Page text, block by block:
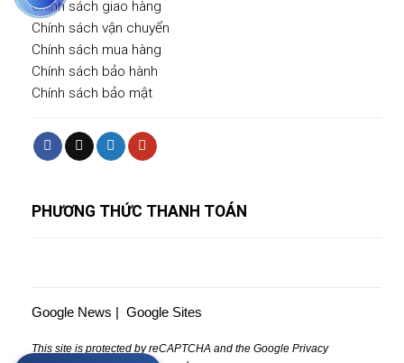
Chính sách giao hàng
Chính sách vận chuyển
Chính sách mua hàng
Chính sách bảo hành
Chính sách bảo mật
PHƯƠNG THỨC THANH TOÁN
Google News | Google Sites
This site is protected by reCAPTCHA and the Google Privacy